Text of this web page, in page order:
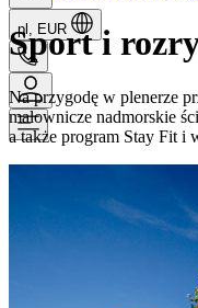
pl, EUR
Sport i
Na przygodę w plenerze
malownicze nadmorskie
a także program Stay Fit i